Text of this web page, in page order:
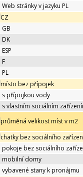
Web stránky v jazyku PL
CZ
GB
DK
ESP
F
PL
místo bez přípojek
s přípojkou vody
s vlastním sociálním
průměná velikost míst v m2
chatky bez sociálního
pokoje bez sociálního
mobilní domy
vybavené stany k pronájmu